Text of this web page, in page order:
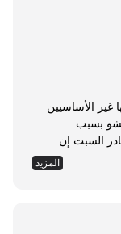
غير الأساسيين
بسبب
قال بيان صادر السبت إن
بمطار مقديشو الدولي. ولا تزال الصومال
المتحدة
المزيد